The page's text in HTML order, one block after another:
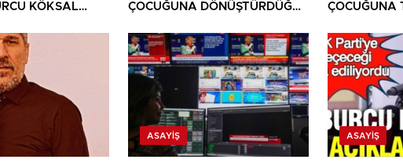
KÖKSAL
GÖTÜRÜYOR!
ÇOCUĞUNA DÖNÜŞTÜRDÜĞÜ
DAHA!
ÇOCUĞUNA
BU HALK
NASIL
ASAYIŞ ASAYIŞ